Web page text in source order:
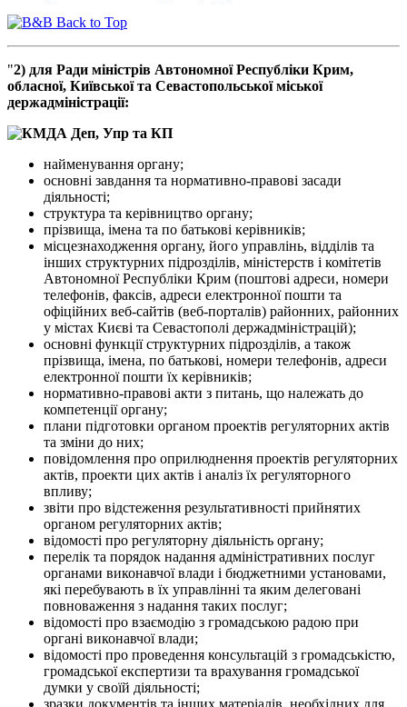
Back to Top
"2) для Ради міністрів Автономної Республіки Крим,
обласної, Київської та Севастопольської міської
держадміністрації:
найменування органу;
основні завдання та нормативно-правові засади
діяльності;
структура та керівництво органу;
прізвища, імена та по батькові керівників;
місцезнаходження органу, його управлінь, відділів та
інших структурних підрозділів, міністерств і комітетів
Автономної Республіки Крим (поштові адреси, номери
телефонів, факсів, адреси електронної пошти та
офіційних веб-сайтів (веб-порталів) районних, районних
у містах Києві та Севастополі держадміністрацій);
основні функції структурних підрозділів, а також
прізвища, імена, по батькові, номери телефонів, адреси
електронної пошти їх керівників;
нормативно-правові акти з питань, що належать до
компетенції органу;
плани підготовки органом проектів регуляторних актів
та зміни до них;
повідомлення про оприлюднення проектів регуляторних
актів, проекти цих актів і аналіз їх регуляторного
впливу;
звіти про відстеження результативності прийнятих
органом регуляторних актів;
відомості про регуляторну діяльність органу;
перелік та порядок надання адміністративних послуг
органами виконавчої влади і бюджетними установами,
які перебувають в їх управлінні та яким делеговані
повноваження з надання таких послуг;
відомості про взаємодію з громадською радою при
органі виконавчої влади;
відомості про проведення консультацій з громадськістю,
громадської експертизи та врахування громадської
думки у своїй діяльності;
зразки документів та інших матеріалів, необхідних для